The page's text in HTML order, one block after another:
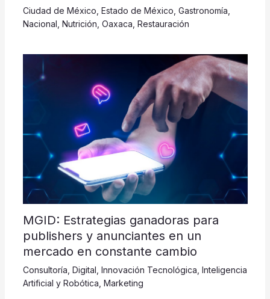
Ciudad de México Estado de México Gastronomía
Nacional Nutrición Oaxaca Restauración
MGID: Estrategias ganadoras para
publishers y anunciantes en un
mercado en constante cambio
Consultoría Digital Innovación Tecnológica Inteligencia
Artificial y Robótica Marketing